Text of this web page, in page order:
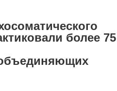
более 75